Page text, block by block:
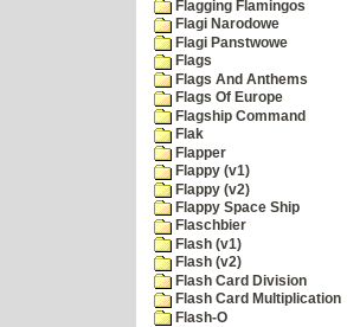
Flagging Flamingos
Flagi Narodowe
Flagi Panstwowe
Flags
Flags And Anthems
Flags Of Europe
Flagship Command
Flak
Flapper
Flappy (v1)
Flappy (v2)
Flappy Space Ship
Flaschbier
Flash (v1)
Flash (v2)
Flash Card Division
Flash Card Multiplication
Flash-O